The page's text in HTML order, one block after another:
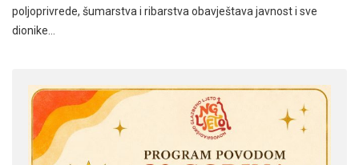
poljoprivrede, šumarstva i ribarstva obavještava javnost i sve
dionike…